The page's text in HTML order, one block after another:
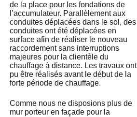
de la place pour les fondations de
l’accumulateur. Parallèlement aux
conduites déplacées dans le sol, des
conduites ont été déplacées en
surface afin de réaliser le nouveau
raccordement sans interruptions
majeures pour la clientèle du
chauffage à distance. Les travaux ont
pu être réalisés avant le début de la
forte période de chauffage.
Comme nous ne disposions plus de
mur porteur en façade pour la